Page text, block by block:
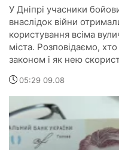
У Дніпрі учасники
внаслідок війни
користування всіма
міста. Розповідаємо,
законом і як нею
05:29 09.08